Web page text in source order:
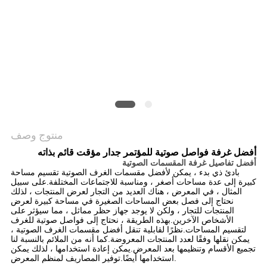
منتوج وصف
أفضل غرفة فواصل صوتية للمؤتمر جدار مؤقت قائم بذاته
أفضل تفاصيل غرفة المقسمات الصوتية
بادئ ذي بدء ، يمكن لأفضل مقسمات الغرف الصوتية تقسيم مساحة
كبيرة إلى عدة مساحات أصغر ، ومناسبة للاجتماعات المختلفة.على سبيل
المثال ، في المعرض ، هناك العديد من التجار لعرض المنتجات ، لذلك
نحتاج إلى فصل بعض المساحات الصغيرة في مساحة كبيرة لعرض
المنتجات للتجار ، ولكن لا يوجد جهاز حظر مماثل ، مما سيؤثر على
الأشخاص الآخرين.بهذه الطريقة ، نحتاج إلى فواصل صوتية للغرف
لتقسيم المساحات.نظرًا لقابلية تنقل أفضل مقسمات الغرف الصوتية ،
يمكن نقلها وفقًا لعدد المنتجات المعروضة.كما أنه من الملائم بالنسبة لنا
تجميع الأقسام وتنظيمها بعد المعرض.يمكن إعادة استخدامها ، لذلك يمكن
استخدامها أيضًا.توفير المصاريف لمنظم المعرض.